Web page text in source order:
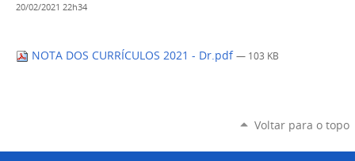
20/02/2021 22h34
NOTA DOS CURRÍCULOS 2021 - Dr.pdf — 103 KB
Voltar para o topo